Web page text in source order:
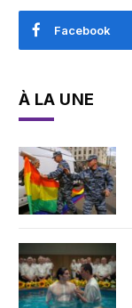
Facebook
À LA UNE